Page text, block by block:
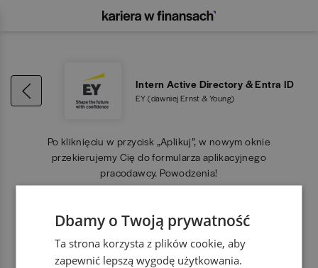
Intern Active Directory & Entra ID
EY (dawniej Ernst & Young)
Po kliknięciu w przycisk „Aplikuj”, w nowym oknie
przekierujemy Cię do formularza aplikacyjnego
pracodawcy. Powodzenia!
APLIKUJ
Dbamy o Twoją prywatność
Ta strona korzysta z plików cookie, aby
zapewnić lepszą wygodę użytkowania.